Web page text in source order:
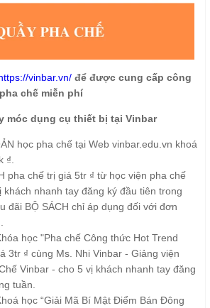
vinbar.vn/để được cung cấp công
chế miễn phí
móc dụng cụ thiết bị tại Vinbar
học pha chế tại Web vinbar.edu.vn khoá
₫.
pha chế trị giá 5tr ₫ từ học viện pha chế
khách nhanh tay đăng ký đầu tiên trong
đãi BỘ SÁCH chỉ áp dụng đối với đơn
học "Pha chế Công thức Hot Trend
3tr ₫ cùng Ms. Nhi Vinbar - Giảng viện
Vinbar - cho 5 vị khách nhanh tay đăng
tuần.
học “Giải Mã Bí Mật Điểm Bán Đông